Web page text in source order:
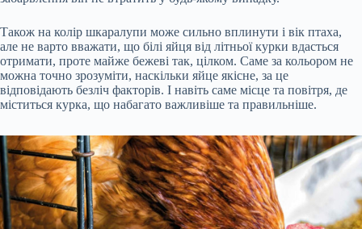
Також на колір шкаралупи може сильно вплинути і вік птаха,
але не варто вважати, що білі яйця від літньої курки вдасться
отримати, проте майже бежеві так, цілком. Саме за кольором не
можна точно зрозуміти, наскільки яйце якісне, за це
відповідають безліч факторів. І навіть саме місце та повітря, де
міститься курка, що набагато важливіше та правильніше.